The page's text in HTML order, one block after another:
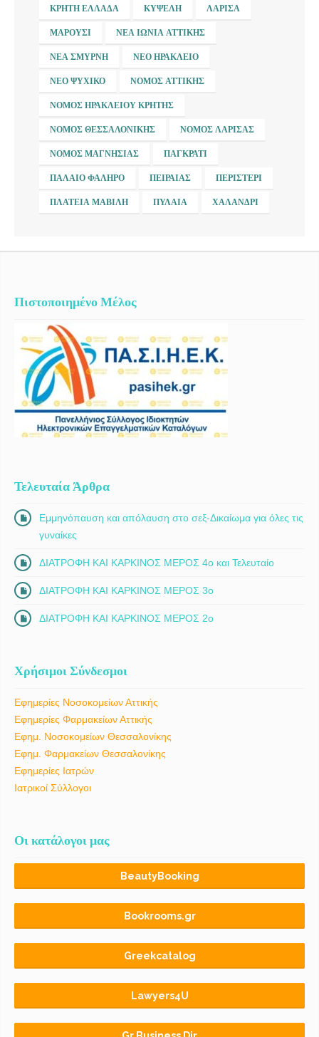
ΚΡΉΤΗ ΕΛΛΆΔΑ ΚΥΨΈΛΗ ΛΆΡΙΣΑ
ΜΑΡΟΎΣΙ ΝΈΑ ΙΩΝΊΑ ΑΤΤΙΚΉΣ
ΝΈΑ ΣΜΎΡΝΗ ΝΈΟ ΗΡΆΚΛΕΙΟ
ΝΈΟ ΨΥΧΙΚΌ ΝΟΜΌΣ ΑΤΤΙΚΉΣ
ΝΟΜΌΣ ΗΡΑΚΛΕΊΟΥ ΚΡΉΤΗΣ
ΝΟΜΌΣ ΘΕΣΣΑΛΟΝΊΚΗΣ ΝΟΜΌΣ ΛΆΡΙΣΑΣ
ΝΟΜΌΣ ΜΑΓΝΗΣΊΑΣ ΠΑΓΚΡΆΤΙ
ΠΑΛΑΙΌ ΦΆΛΗΡΟ ΠΕΙΡΑΙΆΣ ΠΕΡΙΣΤΈΡΙ
ΠΛΑΤΕΊΑ ΜΑΒΊΛΗ ΠΥΛΑΊΑ ΧΑΛΆΝΔΡΙ
Πιστοποιημένο Μέλος
Τελευταία Άρθρα
Εμμηνόπαυση και απόλαυση στο σεξ-Δικαίωμα για όλες τις
γυναίκες
ΔΙΑΤΡΟΦΗ ΚΑΙ ΚΑΡΚΙΝΟΣ ΜΕΡΟΣ 4ο και Τελευταίο
ΔΙΑΤΡΟΦΗ ΚΑΙ ΚΑΡΚΙΝΟΣ ΜΕΡΟΣ 3ο
ΔΙΑΤΡΟΦΗ ΚΑΙ ΚΑΡΚΙΝΟΣ ΜΕΡΟΣ 2ο
Χρήσιμοι Σύνδεσμοι
Εφημερίες Νοσοκομείων Αττικής
Εφημερίες Φαρμακείων Αττικής
Εφημ. Νοσοκομείων Θεσσαλονίκης
Εφημ. Φαρμακείων Θεσσαλονίκης
Εφημερίες Ιατρών
Ιατρικοί Σύλλογοι
Οι κατάλογοι μας
BeautyBooking
Bookrooms.gr
Greekcatalog
Lawyers4U